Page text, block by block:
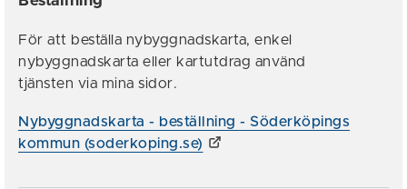
För att beställa nybyggnadskarta, enkel
nybyggnadskarta eller kartutdrag använd
tjänsten via mina sidor.
Nybyggnadskarta - beställning - Söderköpings
kommun (soderkoping.se)